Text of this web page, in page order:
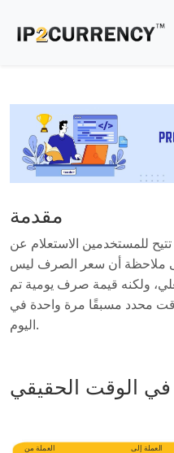
مقدمة
للمستخدمين الاستعلام عن
ملاحظة أن سعر الصرف ليس
ولكنه قيمة صرف يومية تم
محدد مسبقًا مرة واحدة في
اليوم.
في الوقت الحقيقي
العملة من العملة إلى